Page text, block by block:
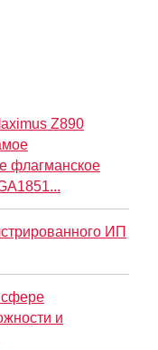
Z890
флагманское
ИП
сфере
и